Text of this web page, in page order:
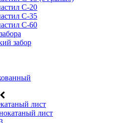
С-20
С-35
С-60
забор
лист
лист